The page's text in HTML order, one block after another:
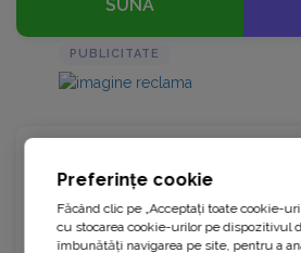
SUNĂ
PUBLICITATE
Preferințe cookie
Făcând clic pe „Acceptați toate cookie-
cu stocarea cookie-urilor pe dispozitivul
îmbunătăți navigarea pe site, pentru a